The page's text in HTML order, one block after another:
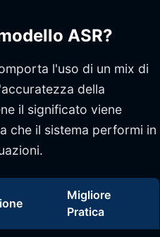
ASR?
l'uso di un mix di
della
il significato viene
che il sistema performi in
Migliore
Pratica